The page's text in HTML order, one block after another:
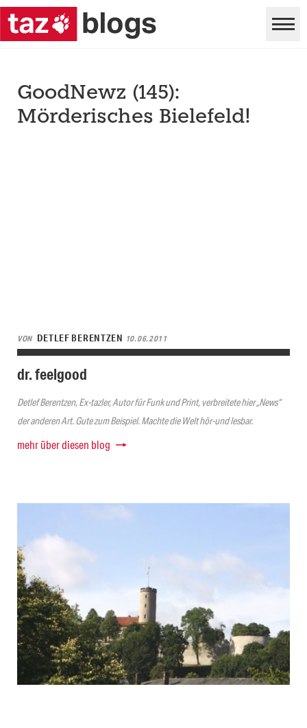
GoodNewz (145):
Mörderisches Bielefeld!
VON DETLEF BERENTZEN 10.06.2011
dr. feelgood
Detlef Berentzen, Ex-tazler, Autor für Funk und Print, verbreitete hier „News“
der anderen Art. Gute zum Beispiel. Machte die Welt hör-und lesbar.
mehr über diesen blog